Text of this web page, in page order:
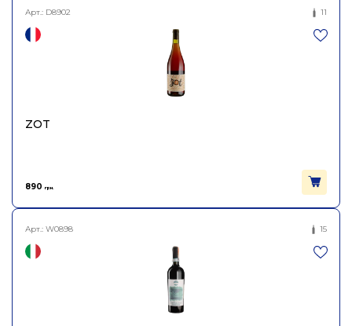
біле Лє Крейер Гран Крю
Шардоне 2020,
Champagne Marguet
750мл
Країна
Колір Біле
2020
Арт.: D8902 11
ZOT
890 грн.
Арт.: W0898 15